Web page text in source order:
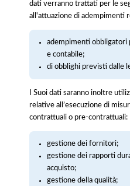
dati verranno trattati per le
all'attuazione di adempimenti
adempimenti obbligatori
e contabile;
di obblighi previsti dalle
I Suoi dati saranno inoltre
relative all’esecuzione di
contrattuali o pre-contrattuali:
gestione dei fornitori;
gestione dei rapporti
acquisto;
gestione della qualità;